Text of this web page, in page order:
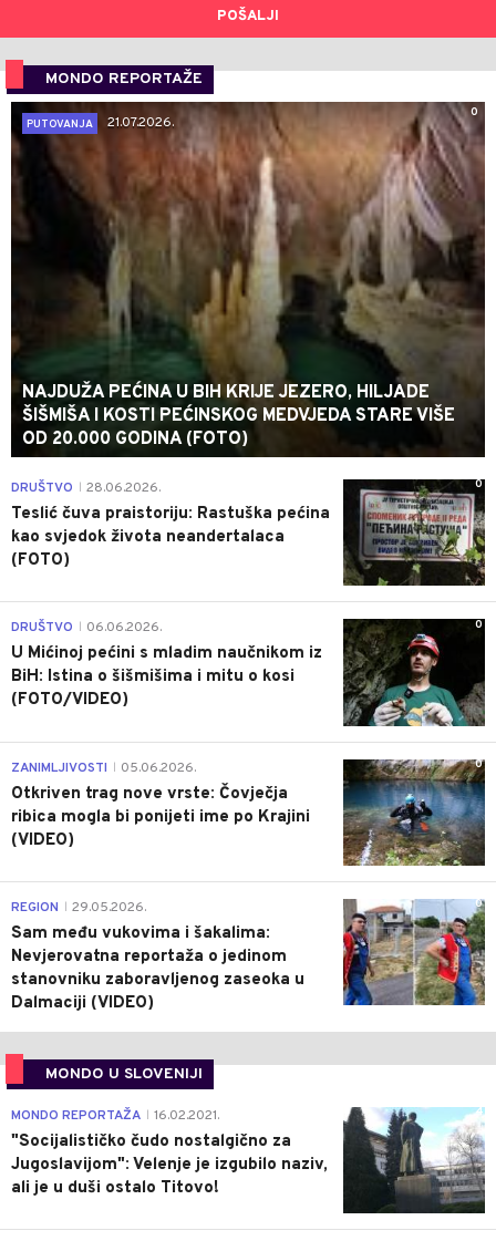
POŠALJI
MONDO REPORTAŽE
0
PUTOVANJA
21.07.2026.
NAJDUŽA PEĆINA U BIH KRIJE JEZERO, HILJADE
ŠIŠMIŠA I KOSTI PEĆINSKOG MEDVJEDA STARE VIŠE
OD 20.000 GODINA (FOTO)
0
DRUŠTVO 28.06.2026.
Teslić čuva praistoriju: Rastuška pećina
kao svjedok života neandertalaca
(FOTO)
0
DRUŠTVO 06.06.2026.
U Mićinoj pećini s mladim naučnikom iz
BiH: Istina o šišmišima i mitu o kosi
(FOTO/VIDEO)
0
ZANIMLJIVOSTI 05.06.2026.
Otkriven trag nove vrste: Čovječja
ribica mogla bi ponijeti ime po Krajini
(VIDEO)
0
REGION 29.05.2026.
Sam među vukovima i šakalima:
Nevjerovatna reportaža o jedinom
stanovniku zaboravljenog zaseoka u
Dalmaciji (VIDEO)
MONDO U SLOVENIJI
4
MONDO REPORTAŽA 16.02.2021.
"Socijalističko čudo nostalgično za
Jugoslavijom": Velenje je izgubilo naziv,
ali je u duši ostalo Titovo!